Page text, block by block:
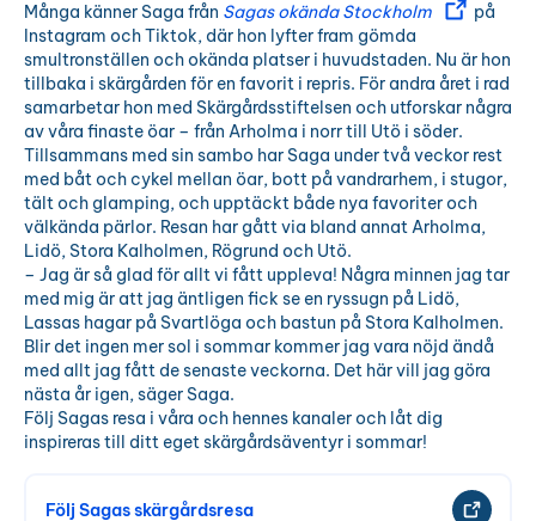
Många känner Saga från Sagas okända Stockholm
på
Instagram och Tiktok, där hon lyfter fram gömda
smultronställen och okända platser i huvudstaden. Nu är hon
tillbaka i skärgården för en favorit i repris. För andra året i rad
samarbetar hon med Skärgårdsstiftelsen och utforskar några
av våra finaste öar – från Arholma i norr till Utö i söder.
Tillsammans med sin sambo har Saga under två veckor rest
med båt och cykel mellan öar, bott på vandrarhem, i stugor,
tält och glamping, och upptäckt både nya favoriter och
välkända pärlor. Resan har gått via bland annat Arholma,
Lidö, Stora Kalholmen, Rögrund och Utö.
– Jag är så glad för allt vi fått uppleva! Några minnen jag tar
med mig är att jag äntligen fick se en ryssugn på Lidö,
Lassas hagar på Svartlöga och bastun på Stora Kalholmen.
Blir det ingen mer sol i sommar kommer jag vara nöjd ändå
med allt jag fått de senaste veckorna. Det här vill jag göra
nästa år igen, säger Saga.
Följ Sagas resa i våra och hennes kanaler och låt dig
inspireras till ditt eget skärgårdsäventyr i sommar!
Följ Sagas skärgårdsresa